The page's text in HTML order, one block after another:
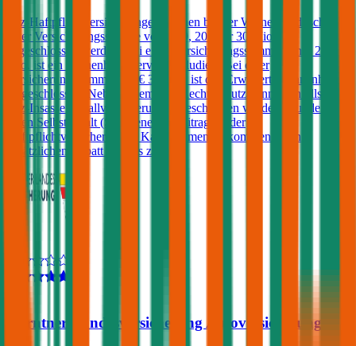
Kfz-Haftpflichtversicherungen können bei der Wiener Städtische mit
einer Versicherungssumme von € 10, 20 oder 30 Mio.
abgeschlossen werden. Bei einer Versicherungssumme von € 20
Mio. ist ein Pannenhilfe-Service inkludiert. Bei einer
Versicherungssumme von € 30 Mio. ist die 'Erweiterte Pannenhilfe'
eingeschlossen. Neben einem Kfz-Rechtsschutz kann ebenfalls eine
Kfz-Insassenunfallversicherung abgeschlossen werden. Kunden, die
einen Selbstbehalt (Schadenersatzbeitrag) in der
Haftpflichtversicherung in Kauf nehmen, bekommen einen
zusätzlichen Rabatt von bis zu 20%.
Kärntner Landesversicherung Autoversicherung